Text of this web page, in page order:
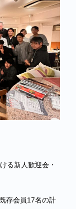
る新人歓迎会・
存会員17名の計